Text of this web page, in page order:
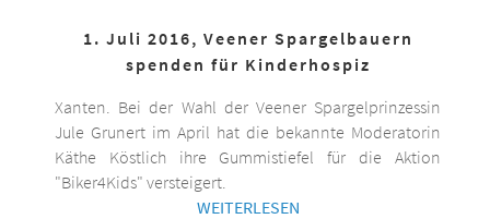
1. Juli 2016, Veener Spargelbauern
spenden für Kinderhospiz
Xanten. Bei der Wahl der Veener Spargelprinzessin
Jule Grunert im April hat die bekannte Moderatorin
Käthe Köstlich ihre Gummistiefel für die Aktion
"Biker4Kids" versteigert.
WEITERLESEN